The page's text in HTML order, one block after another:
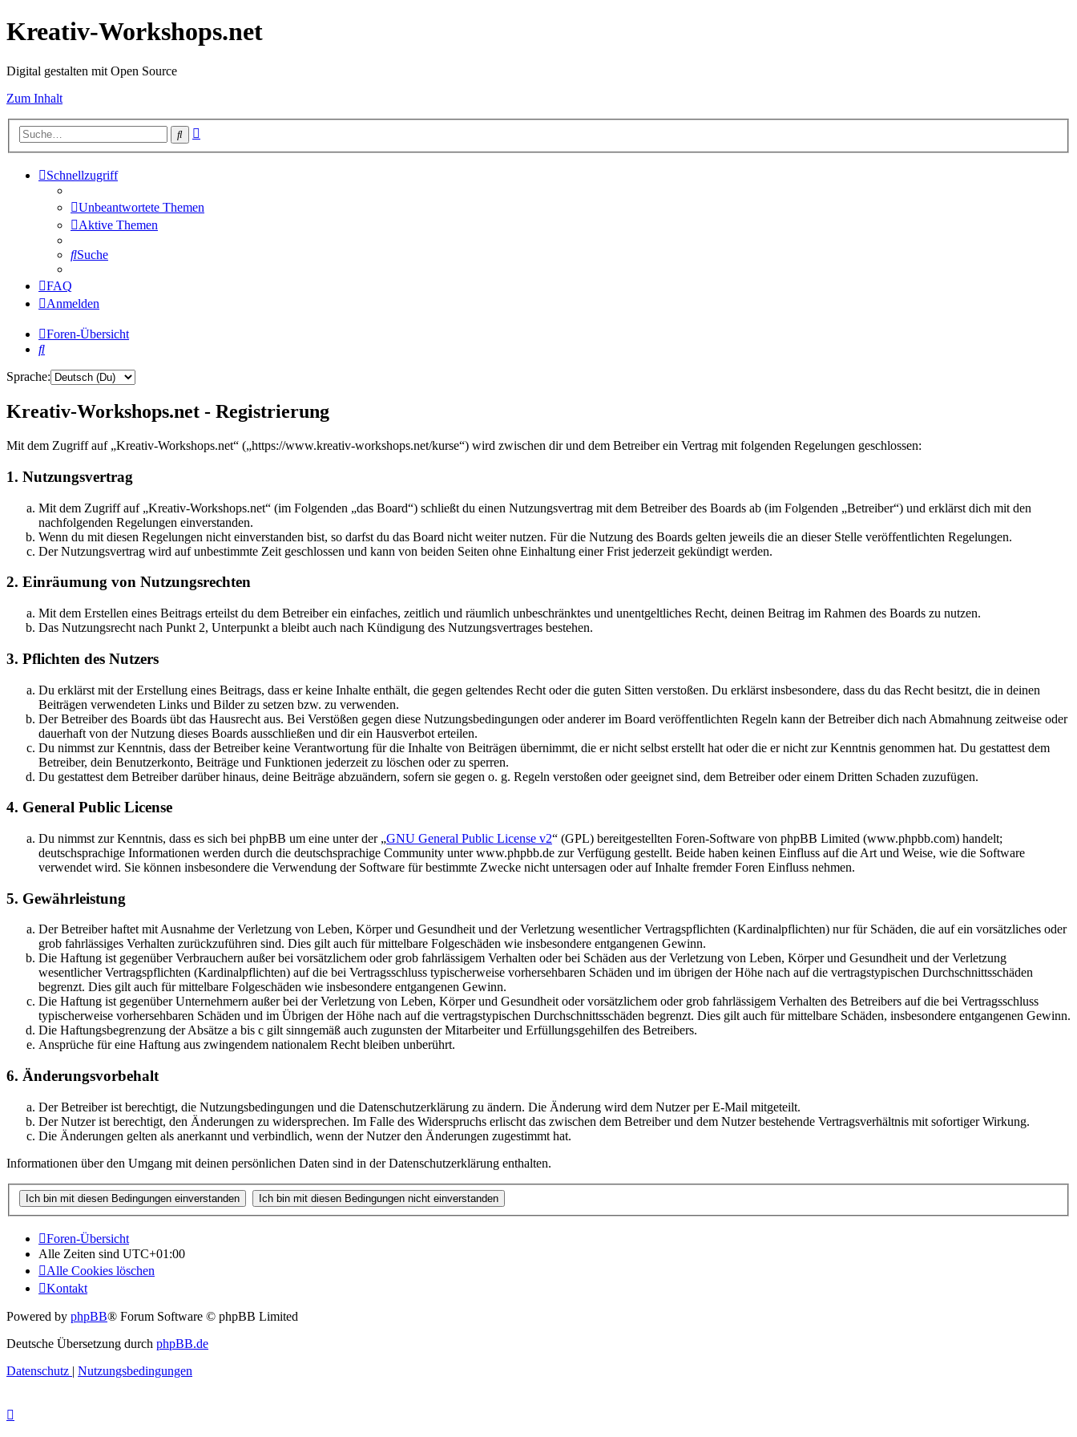
Kreativ-Workshops.net
Digital gestalten mit Open Source
Zum Inhalt
Suche
Schnellzugriff
Unbeantwortete Themen
Aktive Themen
Suche
FAQ
Anmelden
Foren-Übersicht
Suche
Sprache:
Kreativ-Workshops.net - Registrierung
Mit dem Zugriff auf „Kreativ-Workshops.net“ („https://www.kreativ-workshops.net/kurse“) wird zwischen dir und dem Betreiber ein Vertrag mit folgenden Regelungen geschlossen:
1. Nutzungsvertrag
Mit dem Zugriff auf „Kreativ-Workshops.net“ (im Folgenden „das Board“) schließt du einen Nutzungsvertrag mit dem Betreiber des Boards ab (im Folgenden „Betreiber“) und erklärst dich mit den
nachfolgenden Regelungen einverstanden.
Wenn du mit diesen Regelungen nicht einverstanden bist, so darfst du das Board nicht weiter nutzen. Für die Nutzung des Boards gelten jeweils die an dieser Stelle veröffentlichten Regelungen.
Der Nutzungsvertrag wird auf unbestimmte Zeit geschlossen und kann von beiden Seiten ohne Einhaltung einer Frist jederzeit gekündigt werden.
2. Einräumung von Nutzungsrechten
Mit dem Erstellen eines Beitrags erteilst du dem Betreiber ein einfaches, zeitlich und räumlich unbeschränktes und unentgeltliches Recht, deinen Beitrag im Rahmen des Boards zu nutzen.
Das Nutzungsrecht nach Punkt 2, Unterpunkt a bleibt auch nach Kündigung des Nutzungsvertrages bestehen.
3. Pflichten des Nutzers
Du erklärst mit der Erstellung eines Beitrags, dass er keine Inhalte enthält, die gegen geltendes Recht oder die guten Sitten verstoßen. Du erklärst insbesondere, dass du das Recht besitzt, die in deinen
Beiträgen verwendeten Links und Bilder zu setzen bzw. zu verwenden.
Der Betreiber des Boards übt das Hausrecht aus. Bei Verstößen gegen diese Nutzungsbedingungen oder anderer im Board veröffentlichten Regeln kann der Betreiber dich nach Abmahnung zeitweise oder
dauerhaft von der Nutzung dieses Boards ausschließen und dir ein Hausverbot erteilen.
Du nimmst zur Kenntnis, dass der Betreiber keine Verantwortung für die Inhalte von Beiträgen übernimmt, die er nicht selbst erstellt hat oder die er nicht zur Kenntnis genommen hat. Du gestattest dem
Betreiber, dein Benutzerkonto, Beiträge und Funktionen jederzeit zu löschen oder zu sperren.
Du gestattest dem Betreiber darüber hinaus, deine Beiträge abzuändern, sofern sie gegen o. g. Regeln verstoßen oder geeignet sind, dem Betreiber oder einem Dritten Schaden zuzufügen.
4. General Public License
Du nimmst zur Kenntnis, dass es sich bei phpBB um eine unter der „GNU General Public License v2“ (GPL) bereitgestellten Foren-Software von phpBB Limited (www.phpbb.com) handelt;
deutschsprachige Informationen werden durch die deutschsprachige Community unter www.phpbb.de zur Verfügung gestellt. Beide haben keinen Einfluss auf die Art und Weise, wie die Software
verwendet wird. Sie können insbesondere die Verwendung der Software für bestimmte Zwecke nicht untersagen oder auf Inhalte fremder Foren Einfluss nehmen.
5. Gewährleistung
Der Betreiber haftet mit Ausnahme der Verletzung von Leben, Körper und Gesundheit und der Verletzung wesentlicher Vertragspflichten (Kardinalpflichten) nur für Schäden, die auf ein vorsätzliches oder
grob fahrlässiges Verhalten zurückzuführen sind. Dies gilt auch für mittelbare Folgeschäden wie insbesondere entgangenen Gewinn.
Die Haftung ist gegenüber Verbrauchern außer bei vorsätzlichem oder grob fahrlässigem Verhalten oder bei Schäden aus der Verletzung von Leben, Körper und Gesundheit und der Verletzung
wesentlicher Vertragspflichten (Kardinalpflichten) auf die bei Vertragsschluss typischerweise vorhersehbaren Schäden und im übrigen der Höhe nach auf die vertragstypischen Durchschnittsschäden
begrenzt. Dies gilt auch für mittelbare Folgeschäden wie insbesondere entgangenen Gewinn.
Die Haftung ist gegenüber Unternehmern außer bei der Verletzung von Leben, Körper und Gesundheit oder vorsätzlichem oder grob fahrlässigem Verhalten des Betreibers auf die bei Vertragsschluss
typischerweise vorhersehbaren Schäden und im Übrigen der Höhe nach auf die vertragstypischen Durchschnittsschäden begrenzt. Dies gilt auch für mittelbare Schäden, insbesondere entgangenen Gewinn.
Die Haftungsbegrenzung der Absätze a bis c gilt sinngemäß auch zugunsten der Mitarbeiter und Erfüllungsgehilfen des Betreibers.
Ansprüche für eine Haftung aus zwingendem nationalem Recht bleiben unberührt.
6. Änderungsvorbehalt
Der Betreiber ist berechtigt, die Nutzungsbedingungen und die Datenschutzerklärung zu ändern. Die Änderung wird dem Nutzer per E-Mail mitgeteilt.
Der Nutzer ist berechtigt, den Änderungen zu widersprechen. Im Falle des Widerspruchs erlischt das zwischen dem Betreiber und dem Nutzer bestehende Vertragsverhältnis mit sofortiger Wirkung.
Die Änderungen gelten als anerkannt und verbindlich, wenn der Nutzer den Änderungen zugestimmt hat.
Informationen über den Umgang mit deinen persönlichen Daten sind in der Datenschutzerklärung enthalten.
Foren-Übersicht
Alle Zeiten sind UTC+01:00
Alle Cookies löschen
Kontakt
Powered by phpBB® Forum Software © phpBB Limited
Deutsche Übersetzung durch phpBB.de
Datenschutz | Nutzungsbedingungen